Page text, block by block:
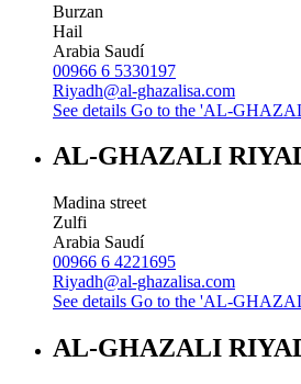
Burzan
Hail
Arabia Saudí
00966 6 5330197
Riyadh@al-ghazalisa.com
See details Go to the 'AL-
AL-GHAZALI
Madina street
Zulfi
Arabia Saudí
00966 6 4221695
Riyadh@al-ghazalisa.com
See details Go to the 'AL-
AL-GHAZALI